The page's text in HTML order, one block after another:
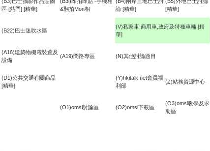
區 [熱門] [精華]
&翻拍Mon相
論 [精華]
[精華]
(B22)巴士迷吹水區
(V)私家車,商用車,政府及特種車輛 [精
華]
(A16)建築物機電裝置及
設備
(A19)問路專區 (N)其他討論題目
(D1)公共交通有關商品
[精華]
(Y)hkitalk.net會員福
利部
(Z)站務資源中心
(O1)omsi討論區 (O2)omsi下載區
(O3)omsi教學及求
助區